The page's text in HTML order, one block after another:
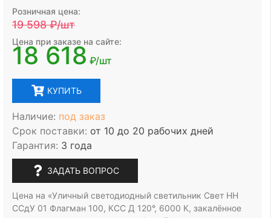
Розничная цена:
19 598₽/шт
Цена при заказе на сайте:
18 618 ₽/шт
КУПИТЬ
Наличие: под заказ
Срок поставки: от 10 до 20 рабочих дней
Гарантия: 3 года
ЗАДАТЬ ВОПРОС
Цена на «Уличный светодиодный светильник Свет НН
ССдУ 01 Флагман 100, КСС Д 120°, 6000 К, закалённое